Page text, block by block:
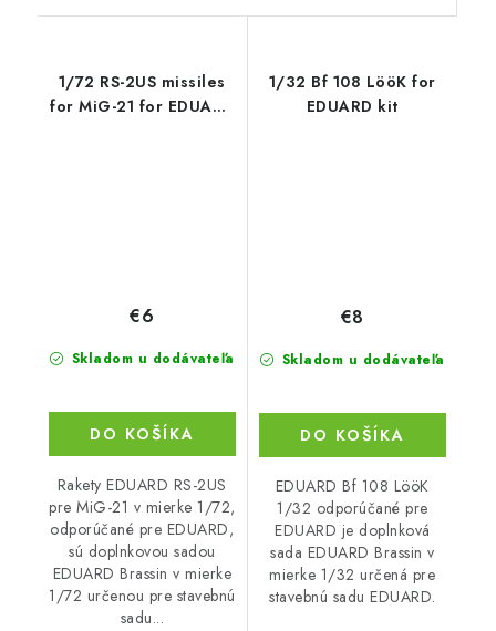
1/72 RS-2US missiles
for MiG-21 for EDUARD
Skladom u dodávateľa
€6
DO KOŠÍKA
Rakety EDUARD RS-2US
pre MiG-21 v mierke 1/72,
odporúčané pre EDUARD,
sú doplnkovou sadou
EDUARD Brassin v mierke
1/72 určenou pre stavebnú
sadu...
1/32 Bf 108 LööK for
EDUARD kit
Skladom u dodávateľa
€8
DO KOŠÍKA
EDUARD Bf 108 LööK
1/32 odporúčané pre
EDUARD je doplnková
sada EDUARD Brassin v
mierke 1/32 určená pre
stavebnú sadu EDUARD.